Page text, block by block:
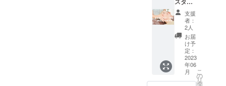
容液を
購入し
ていた
だいた
方に限
り、２
回目・
３回目
は、メ
ンバー
込）で
美容液
を購入
するこ
とが出
来ま
す。
●また、
希望す
れば、
見逃し
な
く！！
〈施術
の流
れ〉
オ
イルを
使用し
たト
リート
たお顔
とお体
を体験
すれ
ば、
「コル
ギなら
誰にも
負けな
い！」
という
フ施術
の小顔
矯正コ
ルギ３
０分
（お顔
のみ）
お顔だ
けで試
してみ
支援
者：
2人
お届
け予
定：
2023
年06
月
こ
の
リ
タ